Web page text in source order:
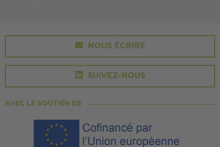
NOUS ÉCRIRE
SUIVEZ-NOUS
AVEC LE SOUTIEN DE